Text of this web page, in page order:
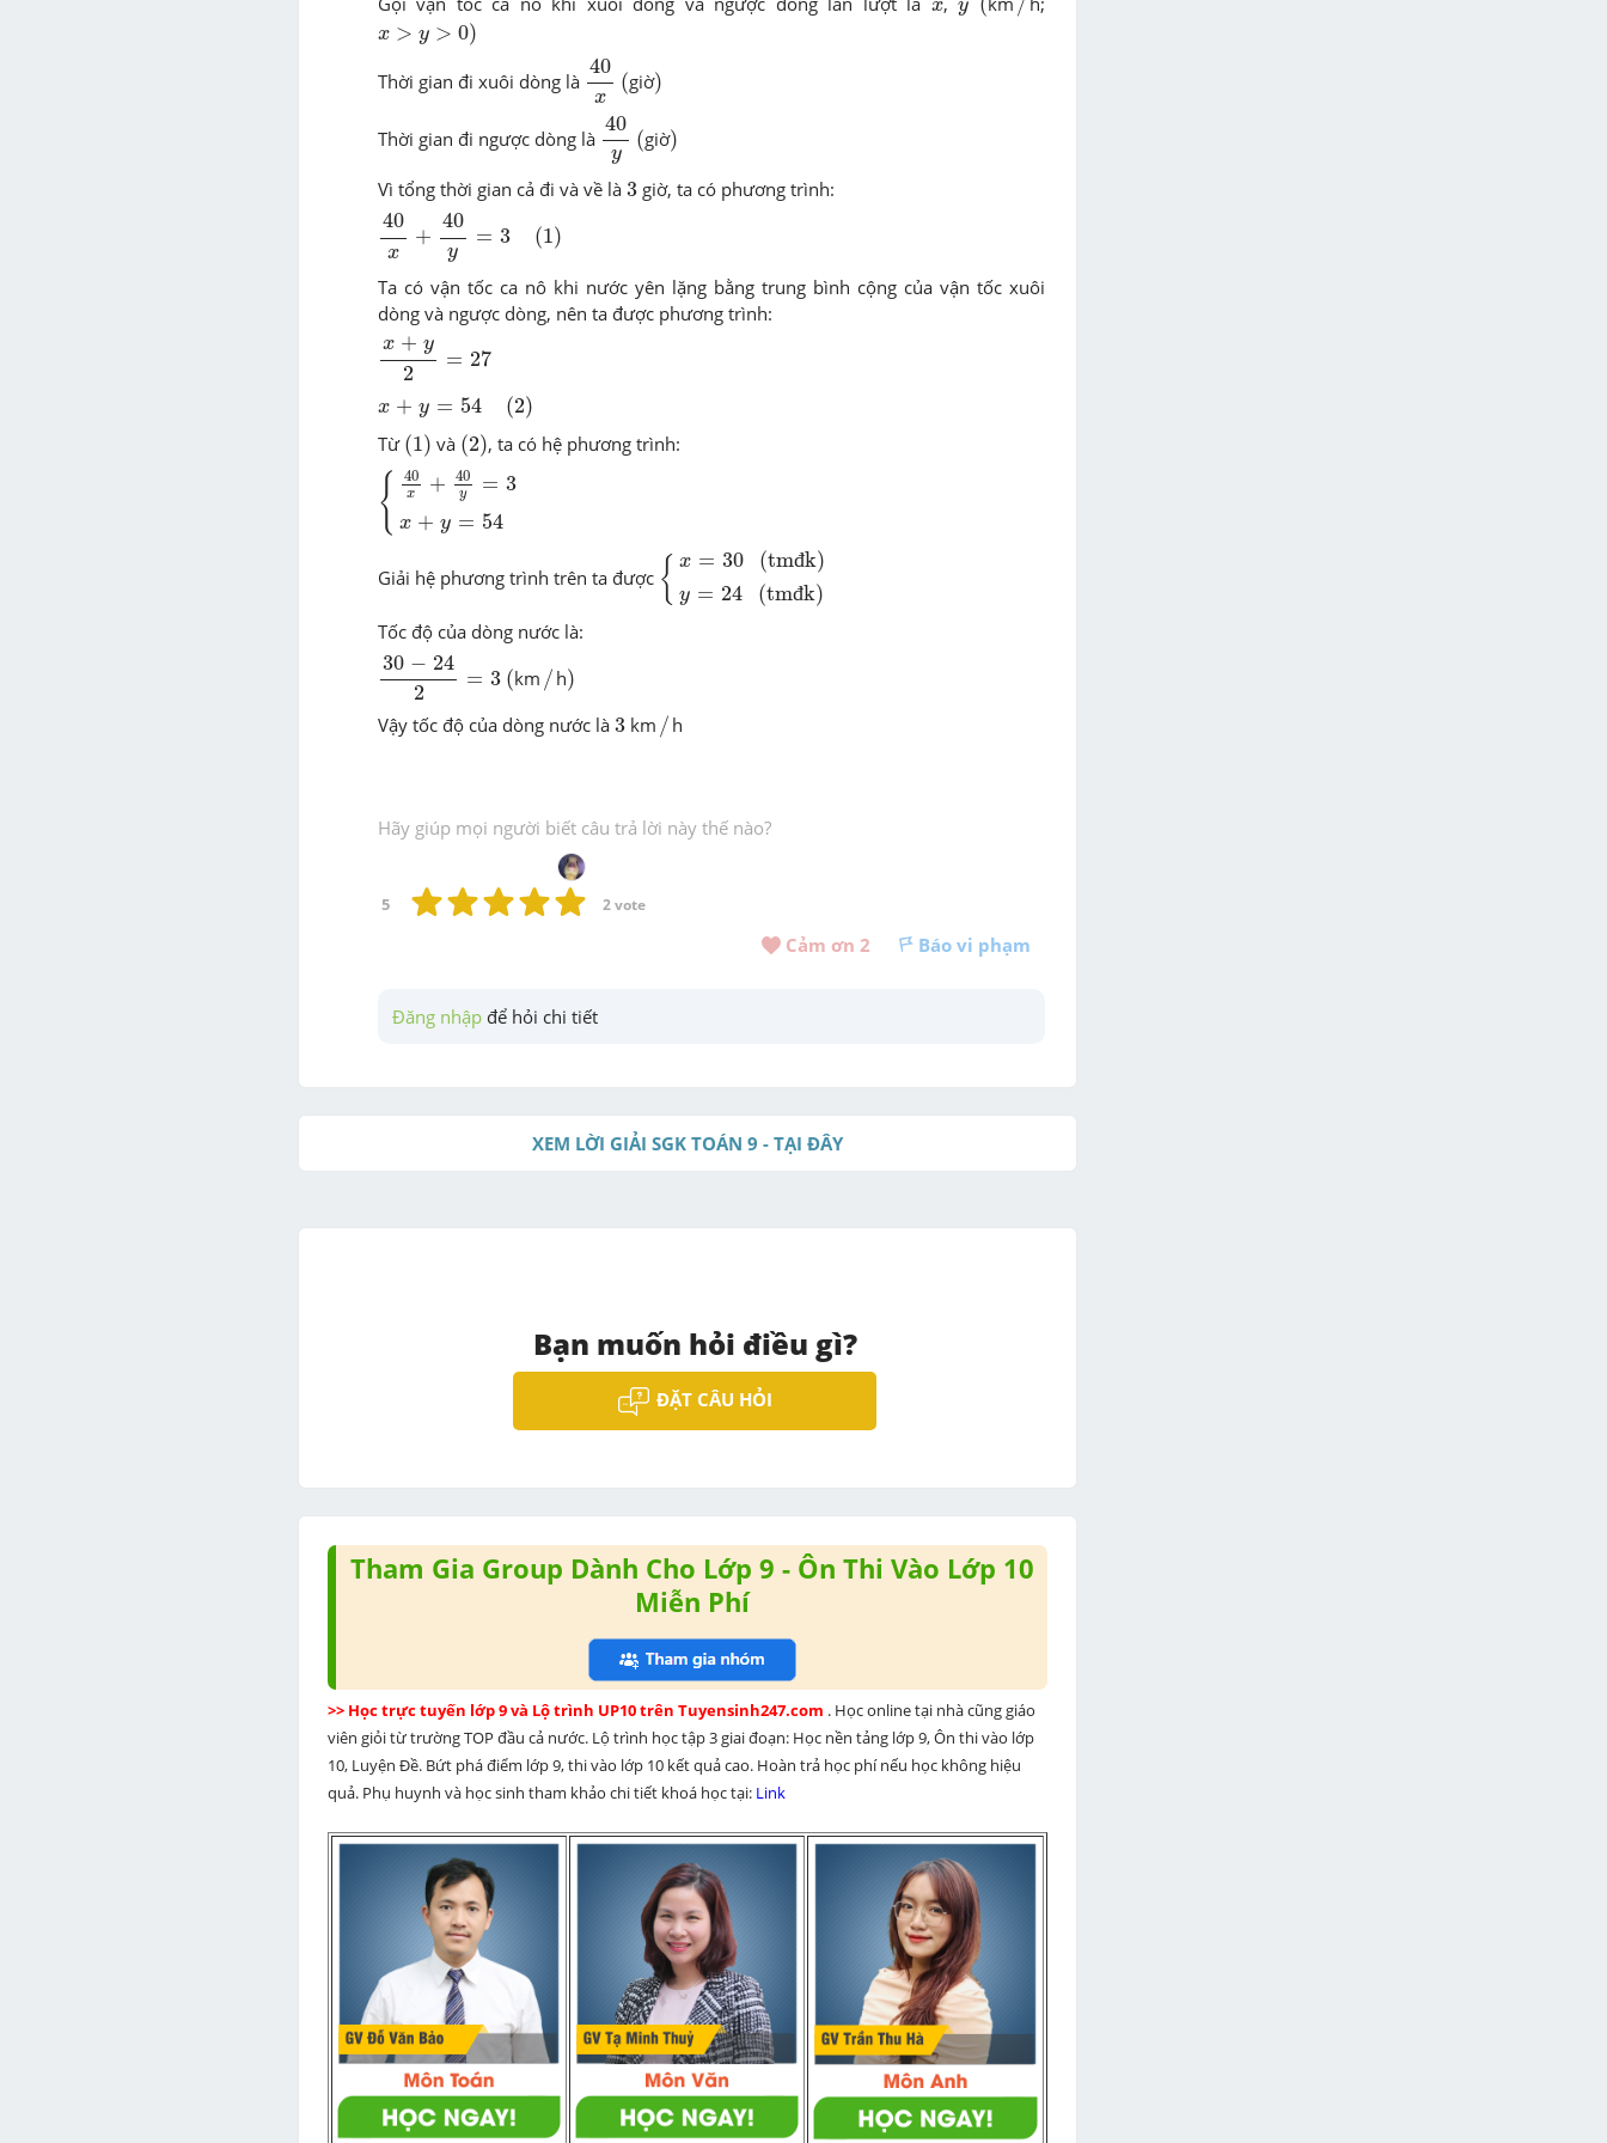
x y
x > y > 0
x>y >0 )
)
Thời gian đi xuôi dòng là
40
x
40x
(
(giờ)
)
Thời gian đi ngược dòng là
40
y
40y
(
(giờ)
)
Vì tổng thời gian cả đi và về là 3
3 giờ, ta có phương trình:
40
x
+
40
y
= 3
40x 40y=
(1)
(1)
Ta có vận tốc ca nô khi nước yên lặng bằng trung bình cộng của vận tốc xuôi
dòng và ngược dòng, nên ta được phương trình:
x + y
2
= 27
x+ y2 =
x + y = 54
x+ y =54 (2)
(2)
Từ (1)
(1) và (2)
(2) , ta có hệ phương trình:
{ 40
x + 40
y = 3
x + y = 54
{40x 40y= +y
Giải hệ phương trình trên ta được { x = 30 (tmđk)
y = 24 (tmđk)
x (tmđk) =24
Tốc độ của dòng nước là:
30 − 24
2
= 3
30- 2=
(
(km /
/ h)
)
Vậy tốc độ của dòng nước là 3
3 km /
/ h
Hãy giúp mọi người biết câu trả lời này thế nào?
5 2 vote
Cảm ơn 2 Báo vi phạm
Đăng nhập để hỏi chi tiết
XEM LỜI GIẢI SGK TOÁN 9 - TẠI ĐÂY
Bạn muốn hỏi điều gì?
ĐẶT CÂU HỎI
Tham Gia Group Dành Cho Lớp 9 - Ôn Thi Vào Lớp 10
Miễn Phí
>> Học trực tuyến lớp 9 và Lộ trình UP10 trên Tuyensinh247.com . Học online tại nhà cũng giáo
viên giỏi từ trường TOP đầu cả nước. Lộ trình học tập 3 giai đoạn: Học nền tảng lớp 9, Ôn thi vào lớp
10, Luyện Đề. Bứt phá điểm lớp 9, thi vào lớp 10 kết quả cao. Hoàn trả học phí nếu học không hiệu
quả. Phụ huynh và học sinh tham khảo chi tiết khoá học tại: Link